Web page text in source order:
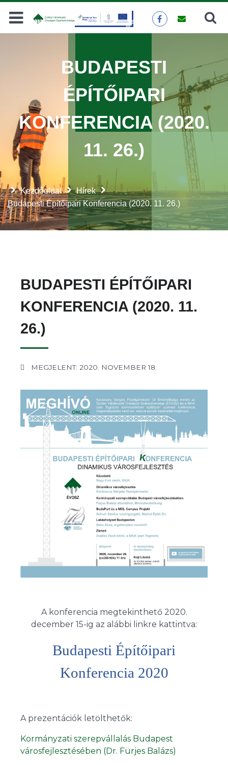
Keresés
Kezdőoldal
Hírek
Budapesti Építőipari Konferencia (2020. 11. 26.)
BUDAPESTI
ÉPÍTŐIPARI
KONFERENCIA (2020.
11. 26.)
BUDAPESTI ÉPÍTŐIPARI
KONFERENCIA (2020. 11.
26.)
MEGJELENT: 2020. NOVEMBER 18.
A konferencia megtekinthető 2020.
december 15-ig az alábbi linkre kattintva:
Budapesti Építőipari
Konferencia 2020
A prezentációk letölthetők:
Kormányzati szerepvállalás Budapest
városfejlesztésében (Dr. Fürjes Balázs)